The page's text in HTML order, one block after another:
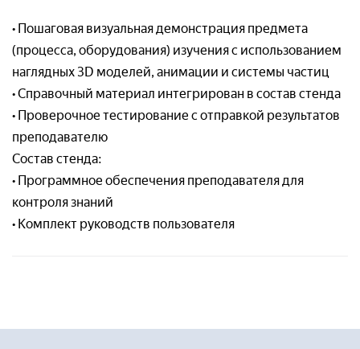
• Пошаговая визуальная демонстрация предмета
(процесса, оборудования) изучения с использованием
наглядных 3D моделей, анимации и системы частиц
• Справочный материал интегрирован в состав стенда
• Проверочное тестирование с отправкой результатов
преподавателю
Состав стенда:
• Программное обеспечения преподавателя для
контроля знаний
• Комплект руководств пользователя
Организация*
Номер телефон *
Отправляя заявку, я соглашаюсь с
Пользовательским соглашением
Номер телефон*
Номер телефона*
Адрес доставки*
Отправляя заявку, я соглашаюсь с